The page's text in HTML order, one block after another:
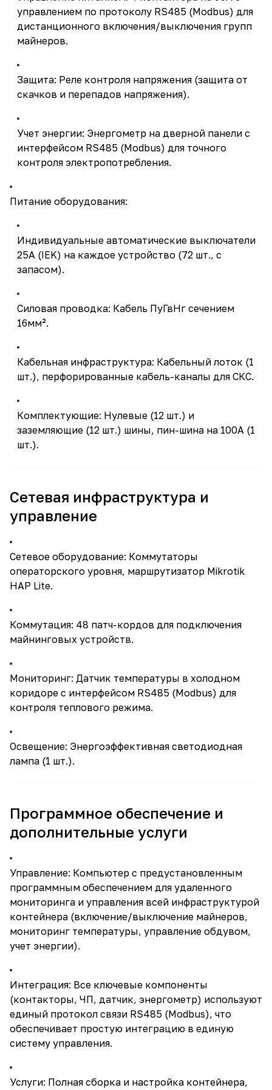
управлением по протоколу RS485 (Modbus) для
дистанционного включения/выключения групп
майнеров.
Защита: Реле контроля напряжения (защита от
скачков и перепадов напряжения).
Учет энергии: Энергометр на дверной панели с
интерфейсом RS485 (Modbus) для точного
контроля электропотребления.
Питание оборудования:
Индивидуальные автоматические выключатели
25А (IEK) на каждое устройство (72 шт., с
запасом).
Силовая проводка: Кабель ПуГвНг сечением
16мм².
Кабельная инфраструктура: Кабельный лоток (1
шт.), перфорированные кабель-каналы для СКС.
Комплектующие: Нулевые (12 шт.) и
заземляющие (12 шт.) шины, пин-шина на 100А (1
шт.).
Сетевая инфраструктура и
управление
Сетевое оборудование: Коммутаторы
операторского уровня, маршрутизатор Mikrotik
HAP Lite.
Коммутация: 48 патч-кордов для подключения
майнинговых устройств.
Мониторинг: Датчик температуры в холодном
коридоре с интерфейсом RS485 (Modbus) для
контроля теплового режима.
Освещение: Энергоэффективная светодиодная
лампа (1 шт.).
Программное обеспечение и
дополнительные услуги
Управление: Компьютер с предустановленным
программным обеспечением для удаленного
мониторинга и управления всей инфраструктурой
контейнера (включение/выключение майнеров,
мониторинг температуры, управление обдувом,
учет энергии).
Интеграция: Все ключевые компоненты
(контакторы, ЧП, датчик, энергометр) используют
единый протокол связи RS485 (Modbus), что
обеспечивает простую интеграцию в единую
систему управления.
Услуги: Полная сборка и настройка контейнера,